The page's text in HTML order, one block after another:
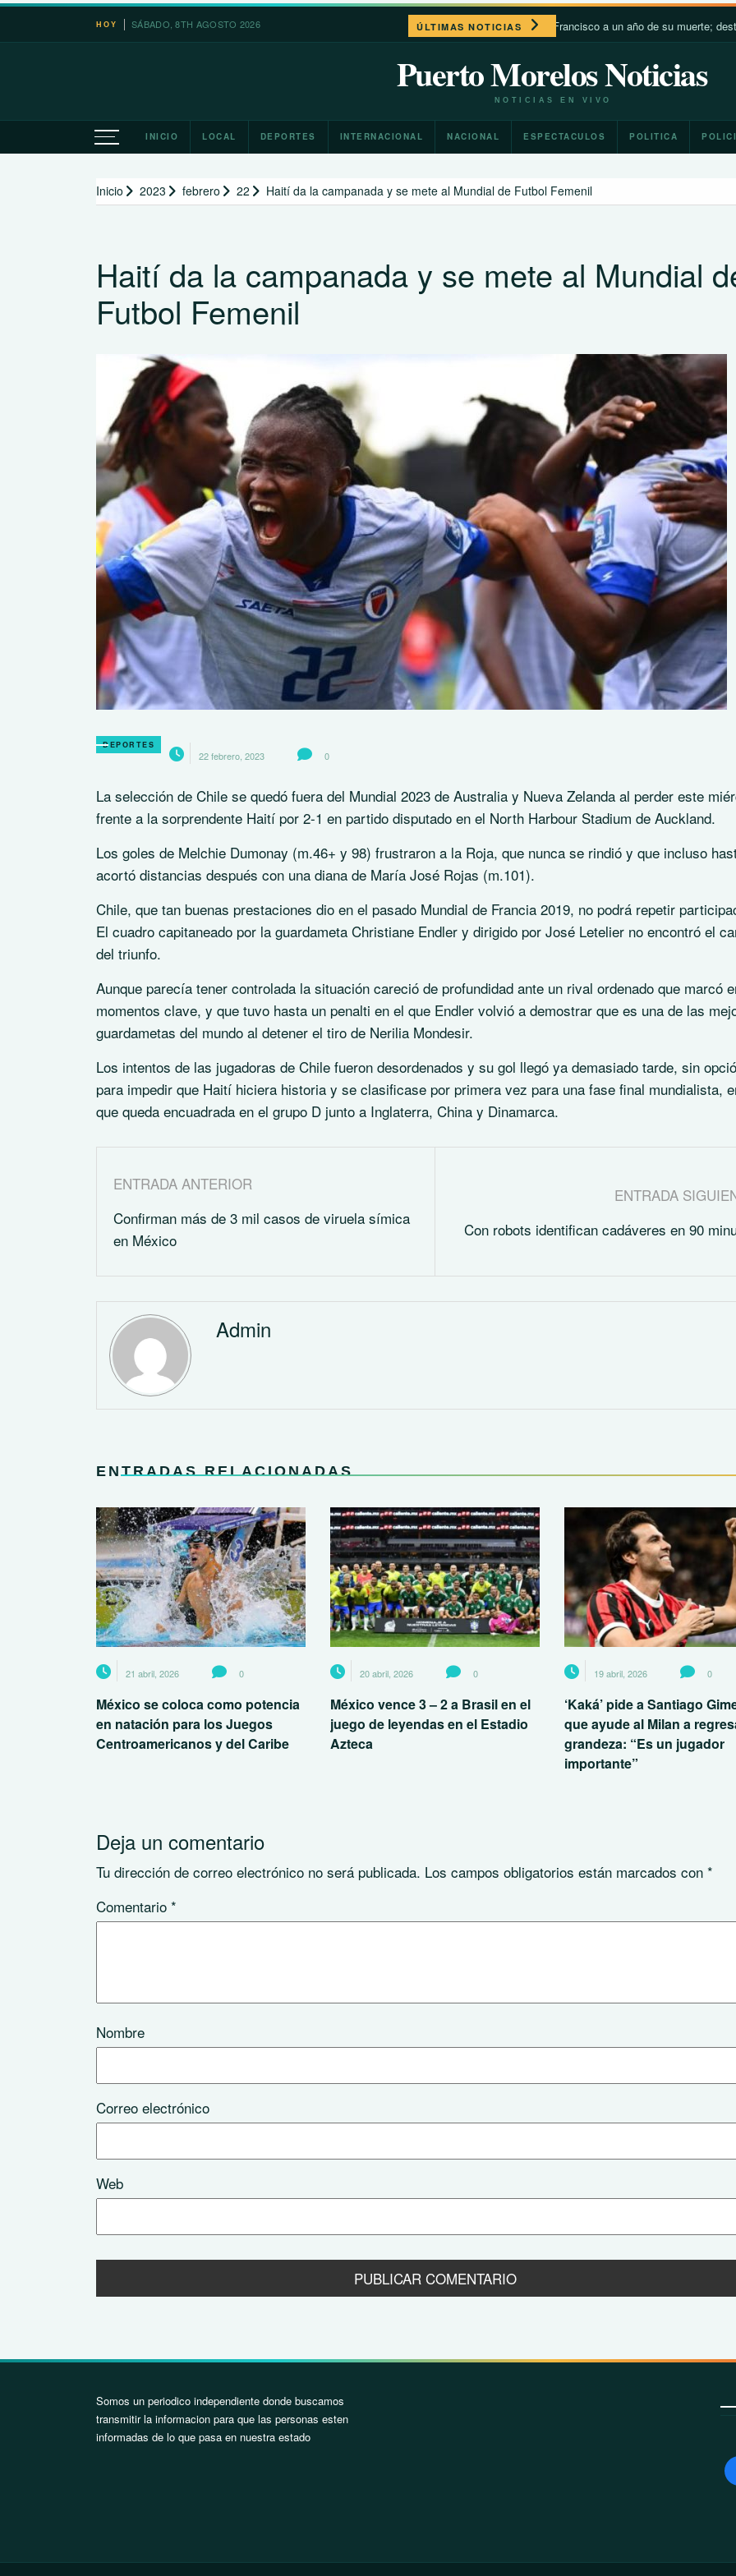
Saltar
HOY SÁBADO, 8TH AGOSTO 2026 ÚLTIMAS NOTICIAS
León XIV recuerda a Francisco a un año de su muerte; destaca su
Puerto Morelos Noticias
NOTICIAS EN VIVO
INICIO LOCAL DEPORTES INTERNACIONAL NACIONAL ESPECTACULOS POLITICA
Inicio 2023 febrero 22 Haití da la campanada y se mete al Mundial de Futbol Femenil
Haití da la campanada y se mete al Mundial
Futbol Femenil
DEPORTES
22 febrero, 2023 0
La selección de Chile se quedó fuera del Mundial 2023 de Australia y Nueva Zelanda al perder este
frente a la sorprendente Haití por 2-1 en partido disputado en el North Harbour Stadium de Auckland.
Los goles de Melchie Dumonay (m.46+ y 98) frustraron a la Roja, que nunca se rindió y que incluso
acortó distancias después con una diana de María José Rojas (m.101).
Chile, que tan buenas prestaciones dio en el pasado Mundial de Francia 2019, no podrá repetir
El cuadro capitaneado por la guardameta Christiane Endler y dirigido por José Letelier no encontró el
del triunfo.
Aunque parecía tener controlada la situación careció de profundidad ante un rival ordenado que marcó
momentos clave, y que tuvo hasta un penalti en el que Endler volvió a demostrar que es una de las
guardametas del mundo al detener el tiro de Nerilia Mondesir.
Los intentos de las jugadoras de Chile fueron desordenados y su gol llegó ya demasiado tarde, sin
para impedir que Haití hiciera historia y se clasificase por primera vez para una fase final mundialista,
que queda encuadrada en el grupo D junto a Inglaterra, China y Dinamarca.
ENTRADA ANTERIOR
Confirman más de 3 mil casos de viruela símica
en México
ENTRADA
Con robots identifican cadáveres en 90
Admin
ENTRADAS RELACIONADAS
21 abril, 2026 0
México se coloca como potencia
en natación para los Juegos
Centroamericanos y del Caribe
20 abril, 2026 0
México vence 3 – 2 a Brasil en el
juego de leyendas en el Estadio
Azteca
19 abril, 2026 0
‘Kaká’ pide a Santiago
que ayude al Milan a
grandeza: “Es un jugador
importante”
Deja un comentario
Tu dirección de correo electrónico no será publicada. Los campos obligatorios están marcados con *
Comentario *
Nombre
Correo electrónico
Web
Somos un periodico independiente donde buscamos
transmitir la informacion para que las personas esten
informadas de lo que pasa en nuestra estado